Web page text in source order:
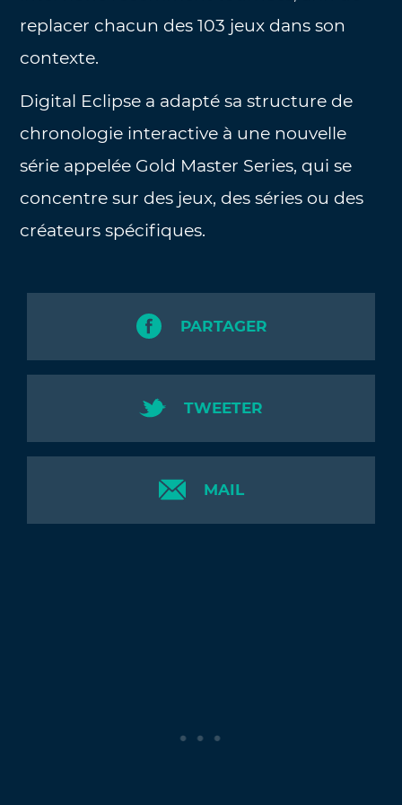
replacer chacun des 103 jeux dans son
contexte.
Digital Eclipse a adapté sa structure de
chronologie interactive à une nouvelle
série appelée Gold Master Series, qui se
concentre sur des jeux, des séries ou des
créateurs spécifiques.
PARTAGER
TWEETER
MAIL